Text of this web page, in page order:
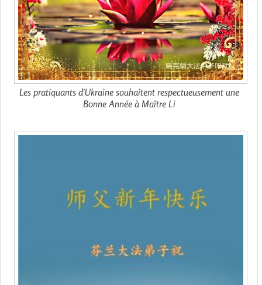
Les pratiquants d'Ukraine souhaitent respectueusement une
Bonne Année à Maître Li